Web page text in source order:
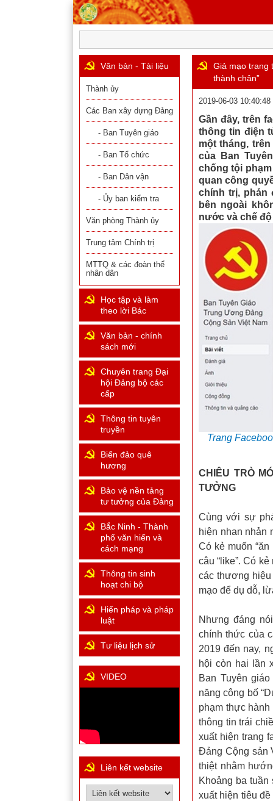
Giả mạo trang
thành chân”
2019-06-03 10:40:48
Gần đây, trên
thông tin điện
một tháng,
của Ban
chống tội
quan công
chính trị, phản
bên ngoài
nước và chế
Trang
CHIÊU TRÒ
TƯỞNG
Cùng với sự
hiện nhan nhản
Có kẻ muốn
câu “like”. Có
các thương hiệu
mạo để dụ dỗ,
Nhưng đáng
chính thức của
2019 đến nay,
hội còn hai lần
Ban Tuyên
năng công bố
phạm thực
thông tin trái
xuất hiện trang
Đảng Cộng sản
thiệt nhằm
Khoảng ba tuần
xuất hiện tiêu
Văn bản - Tài liệu
Thành ủy
Các Ban xây dựng Đảng
- Ban Tuyên giáo
- Ban Tổ chức
- Ban Dân vận
- Ủy ban kiểm tra
Văn phòng Thành ủy
Trung tâm Chính trị
MTTQ & các đoàn thể
nhân dân
Học tập và làm
theo lời Bác
Văn bản - chính
sách mới
Chuyên trang Đại
hội Đảng bộ các
cấp
Thông tin tuyên
truyền
Biển đảo quê
hương
Bảo vệ nền tảng
tư tưởng của Đảng
Bắc Ninh - Thành
phố văn hiến và
cách mạng
Thông tin sinh
hoạt chi bộ
Hiến pháp và pháp
luật
Tư liệu lịch sử
VIDEO
Liên kết website